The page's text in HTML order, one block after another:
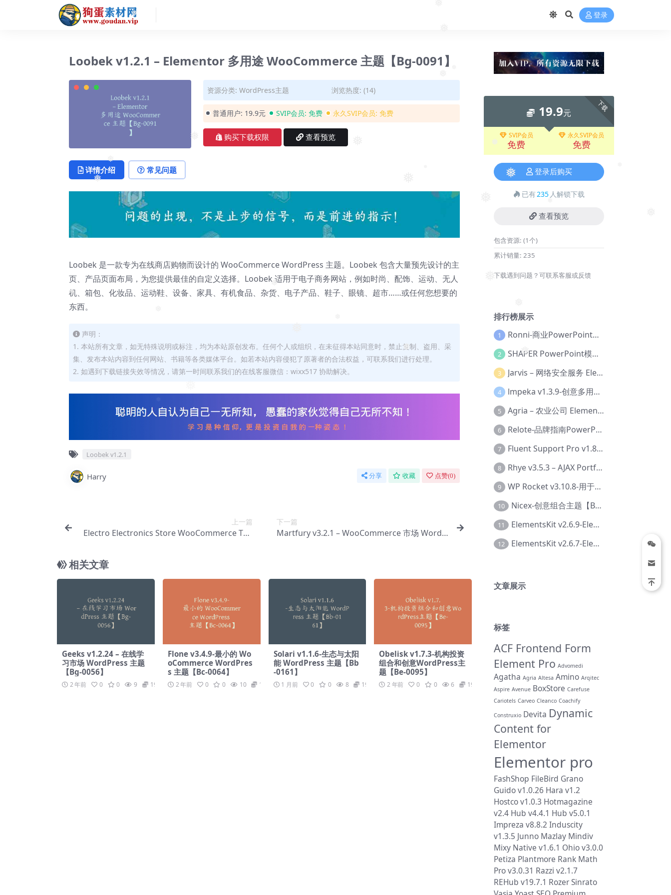
❅
❅
❅
❅
❅
❅
❅
❅
❅
❅
❅
❅
❅
登录
Loobek v1.2.1 – Elementor 多用途 WooCommerce 主题【Bg-0091】
资源分类: WordPress主题 浏览热度: (14)
普通用户: 19.9元 SVIP会员: 免费 永久SVIP会员: 免费
购买下载权限 查看预览
详情介绍 常见问题
Loobek 是一款专为在线商店购物而设计的 WooCommerce WordPress 主题。Loobek 包含大量预先设计的主
页、产品页面布局，为您提供最佳的自定义选择。Loobek 适用于电子商务网站，例如时尚、配饰、运动、无人
机、箱包、化妆品、运动鞋、设备、家具、有机食品、杂货、电子产品、鞋子、眼镜、超市……或任何您想要的
东西。
声明：
1. 本站所有文章，如无特殊说明或标注，均为本站原创发布。任何个人或组织，在未征得本站同意时，禁止复制、盗用、采
集、发布本站内容到任何网站、书籍等各类媒体平台。如若本站内容侵犯了原著者的合法权益，可联系我们进行处理。
2. 如遇到下载链接失效等情况，请第一时间联系我们的在线客服微信：wixx517 协助解决。
Loobek v1.2.1
Harry 分享 收藏 点赞(0)
上一篇
Electro Electronics Store WooCommerce The
下一篇
Martfury v3.2.1 – WooCommerce 市场 WordP
相关文章
Geeks v1.2.24 – 在线学
习市场 WordPress 主题
【Bg-0056】
2 年前 0 0 9 19.9
Flone v3.4.9-最小的 Wo
oCommerce WordPres
s 主题【Bc-0064】
2 年前 0 0 10 19.9
Solari v1.1.6-生态与太阳
能 WordPress 主题【Bb
-0161】
1 月前 0 0 8 19.9
Obelisk v1.7.3-机构投资
组合和创意WordPress主
题【Be-0095】
2 年前 0 0 6 19.9
下载
19.9元
SVIP会员
免费
永久SVIP会员
免费
登录后购买
已有235 人解锁下载
查看预览
包含资源: (1个)
累计销量: 235
下载遇到问题？可联系客服或反馈
排行榜展示
1 Ronni-商业PowerPoint模板【Dc-0077】
2 SHAPER PowerPoint模板【Dc-0184】
3 Jarvis – 网络安全服务 Elementor 模板套件【Aa-0035】
4 lmpeka v1.3.9-创意多用途 WordPress 主题【Be-0064】
5 Agria – 农业公司 Elementor Pro 模板套件【Aa-0003】
6 Relote-品牌指南PowerPoint模板【Dc-0076】
7 Fluent Support Pro v1.8.1 – WordPress 支持票务系统【Cc-0041】
8 Rhye v3.5.3 – AJAX Portfolio WordPress 主题【Bi-0049】
9 WP Rocket v3.10.8-用于wordpress速度优化的缓存加速插件【Cd-0019】
10 Nicex-创意组合主题【Be-0092】
11 ElementsKit v2.6.9-Elementor插件【Ab-0161】
12 ElementsKit v2.6.7-Elementor插件【Ab-0162】
文章展示
标签
ACF Frontend Form
Element Pro Advomedi
Agatha Agria Altesa Amino Arqitec
Aspire Avenue BoxStore Carefuse
Cariotels Carveo Cleanco Coachify
Construxio Devita Dynamic
Content for
Elementor
Elementor pro
FashShop FileBird Grano
Guido v1.0.26 Hara v1.2
Hostco v1.0.3 Hotmagazine
v2.4 Hub v4.4.1 Hub v5.0.1
Impreza v8.8.2 Induscity
v1.3.5 Junno Mazlay Mindiv
Mixy Native v1.6.1 Ohio v3.0.0
Petiza Plantmore Rank Math
Pro v3.0.31 Razzi v2.1.7
REHub v19.7.1 RozerSinrato